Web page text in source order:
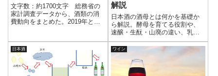
文字数：約1700文字 総務省の
家計調査データから、酒類の消
費動向をまとめた。2019年と
くる。そして、各酒類の年間消
費が季節にどう変化するのかも
見てみよう。●酒類購入金額の推
移と...
解説
日本酒の酒母とは何かを基礎か
ら解説。酵母を育てる役割や、
速醸・生酛・山廃の違い、乳酸
の働きと製法の特徴を整理し、
日本酒の分類との関係をわかり
やすく説明する。
日本酒 ワイン